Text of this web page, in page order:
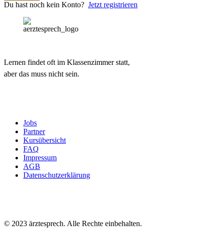
Du hast noch kein Konto? Jetzt registrieren
Lernen findet oft im Klassenzimmer statt,
aber das muss nicht sein.
Jobs
Partner
Kursübersicht
FAQ
Impressum
AGB
Datenschutzerklärung
© 2023 ärztesprech. Alle Rechte einbehalten.